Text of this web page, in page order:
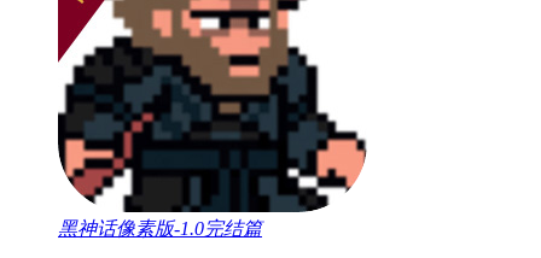
黑神话像素版-1.0完结篇